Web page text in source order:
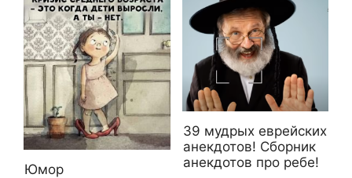
Юмор
39 мудрых еврейских
анекдотов! Сборник
анекдотов про ребе!